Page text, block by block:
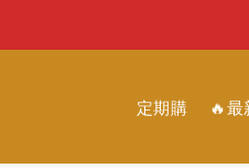
定期購 🔥最